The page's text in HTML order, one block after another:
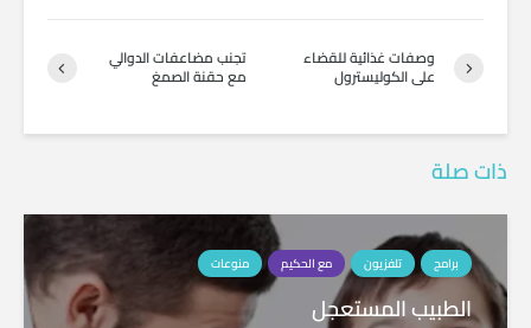
تجنب مضاعفات الدوالي
مع حقنة الصمغ
وصفات غذائية للقضاء
على الكوليسترول
ذات صلة
برامج تلفزيون مع الحكيم منوعات
الطبيب المستعجل